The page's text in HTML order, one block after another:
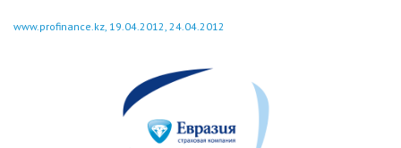
www.profinance.kz, 19.04.2012, 24.04.2012